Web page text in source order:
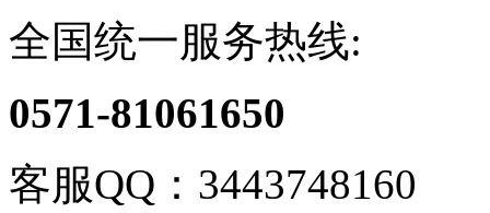
全国统一服务热线:
0571-81061650
客服QQ： 3443748160